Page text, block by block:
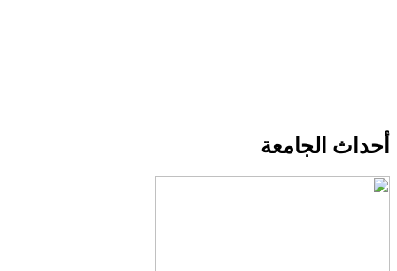
أحداث الجامعة